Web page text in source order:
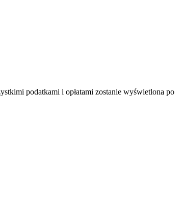
podatkami i opłatami zostanie wyświetlona po